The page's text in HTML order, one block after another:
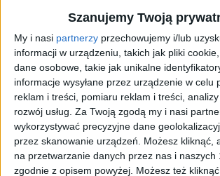
Szanujemy Twoją
My i nasi partnerzy przechowujemy i/lub
informacji w urządzeniu, takich jak pliki
dane osobowe, takie jak unikalne
informacje wysyłane przez urządzenie w celu
reklam i treści, pomiaru reklam i treści,
rozwój usług. Za Twoją zgodą my i nasi
wykorzystywać precyzyjne dane
przez skanowanie urządzeń. Możesz kliknąć,
na przetwarzanie danych przez nas i naszych
zgodnie z opisem powyżej. Możesz też
Surron Podkładka (?4)
5,09zł
ZOBACZ WIĘCEJ